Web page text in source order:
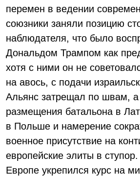
перемен в ведении
союзники заняли позицию
наблюдателя, что было
Дональдом Трампом как
хотя с ними он не
на авось, с подачи
Альянс затрещал по швам,
размещения батальона в
в Польше и намерение
военное присутствие на
европейские элиты в
Европе укрепился курс на